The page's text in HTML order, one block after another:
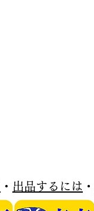
・ 出品するには ・